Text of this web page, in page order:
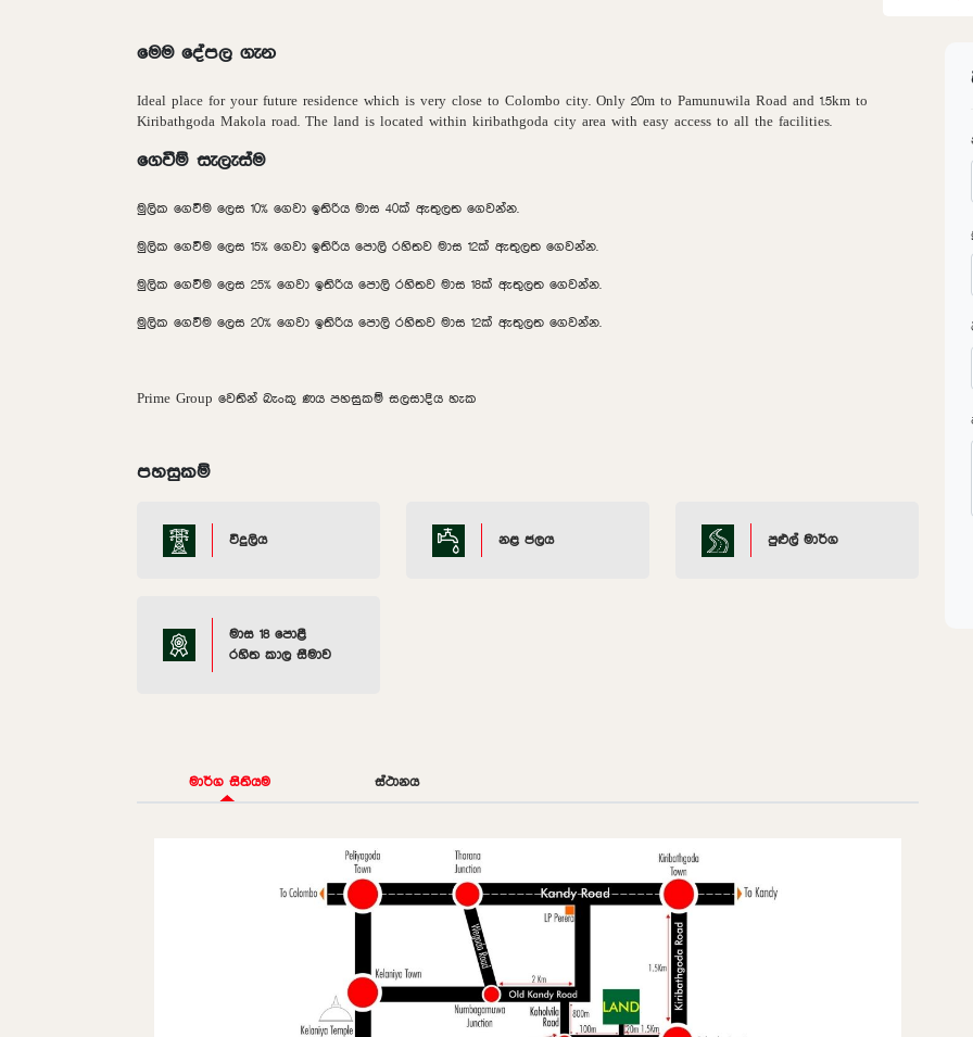
මෙම දේපල ගැන
Ideal place for your future residence which is very close to Colombo city. Only 20m to Pamunuwila Road and 1.5km to
Kiribathgoda Makola road. The land is located within kiribathgoda city area with easy access to all the facilities.
ගෙවීම් සැලැස්ම
මුලික ගෙවීම ලෙස 10% ගෙවා ඉතිරිය මාස 40ක් ඇතුලත ගෙවන්න.
මුලික ගෙවීම ලෙස 15% ගෙවා ඉතිරිය පොලි රහිතව මාස 12ක් ඇතුලත ගෙවන්න.
මුලික ගෙවීම ලෙස 25% ගෙවා ඉතිරිය පොලි රහිතව මාස 18ක් ඇතුලත ගෙවන්න.
මුලික ගෙවීම ලෙස 20% ගෙවා ඉතිරිය පොලි රහිතව මාස 12ක් ඇතුලත ගෙවන්න.
Prime Group වෙතින් බැංකු ණය පහසුකම් සලසාදිය හැක
පහසුකම්
විදුලිය නළ ජලය පුළුල් මාර්ග
මාස 18 පොළී
රහිත කාල සීමාව
මාර්ග සිතියම ස්ථානය